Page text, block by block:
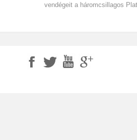
vendégeit a háromcsillagos